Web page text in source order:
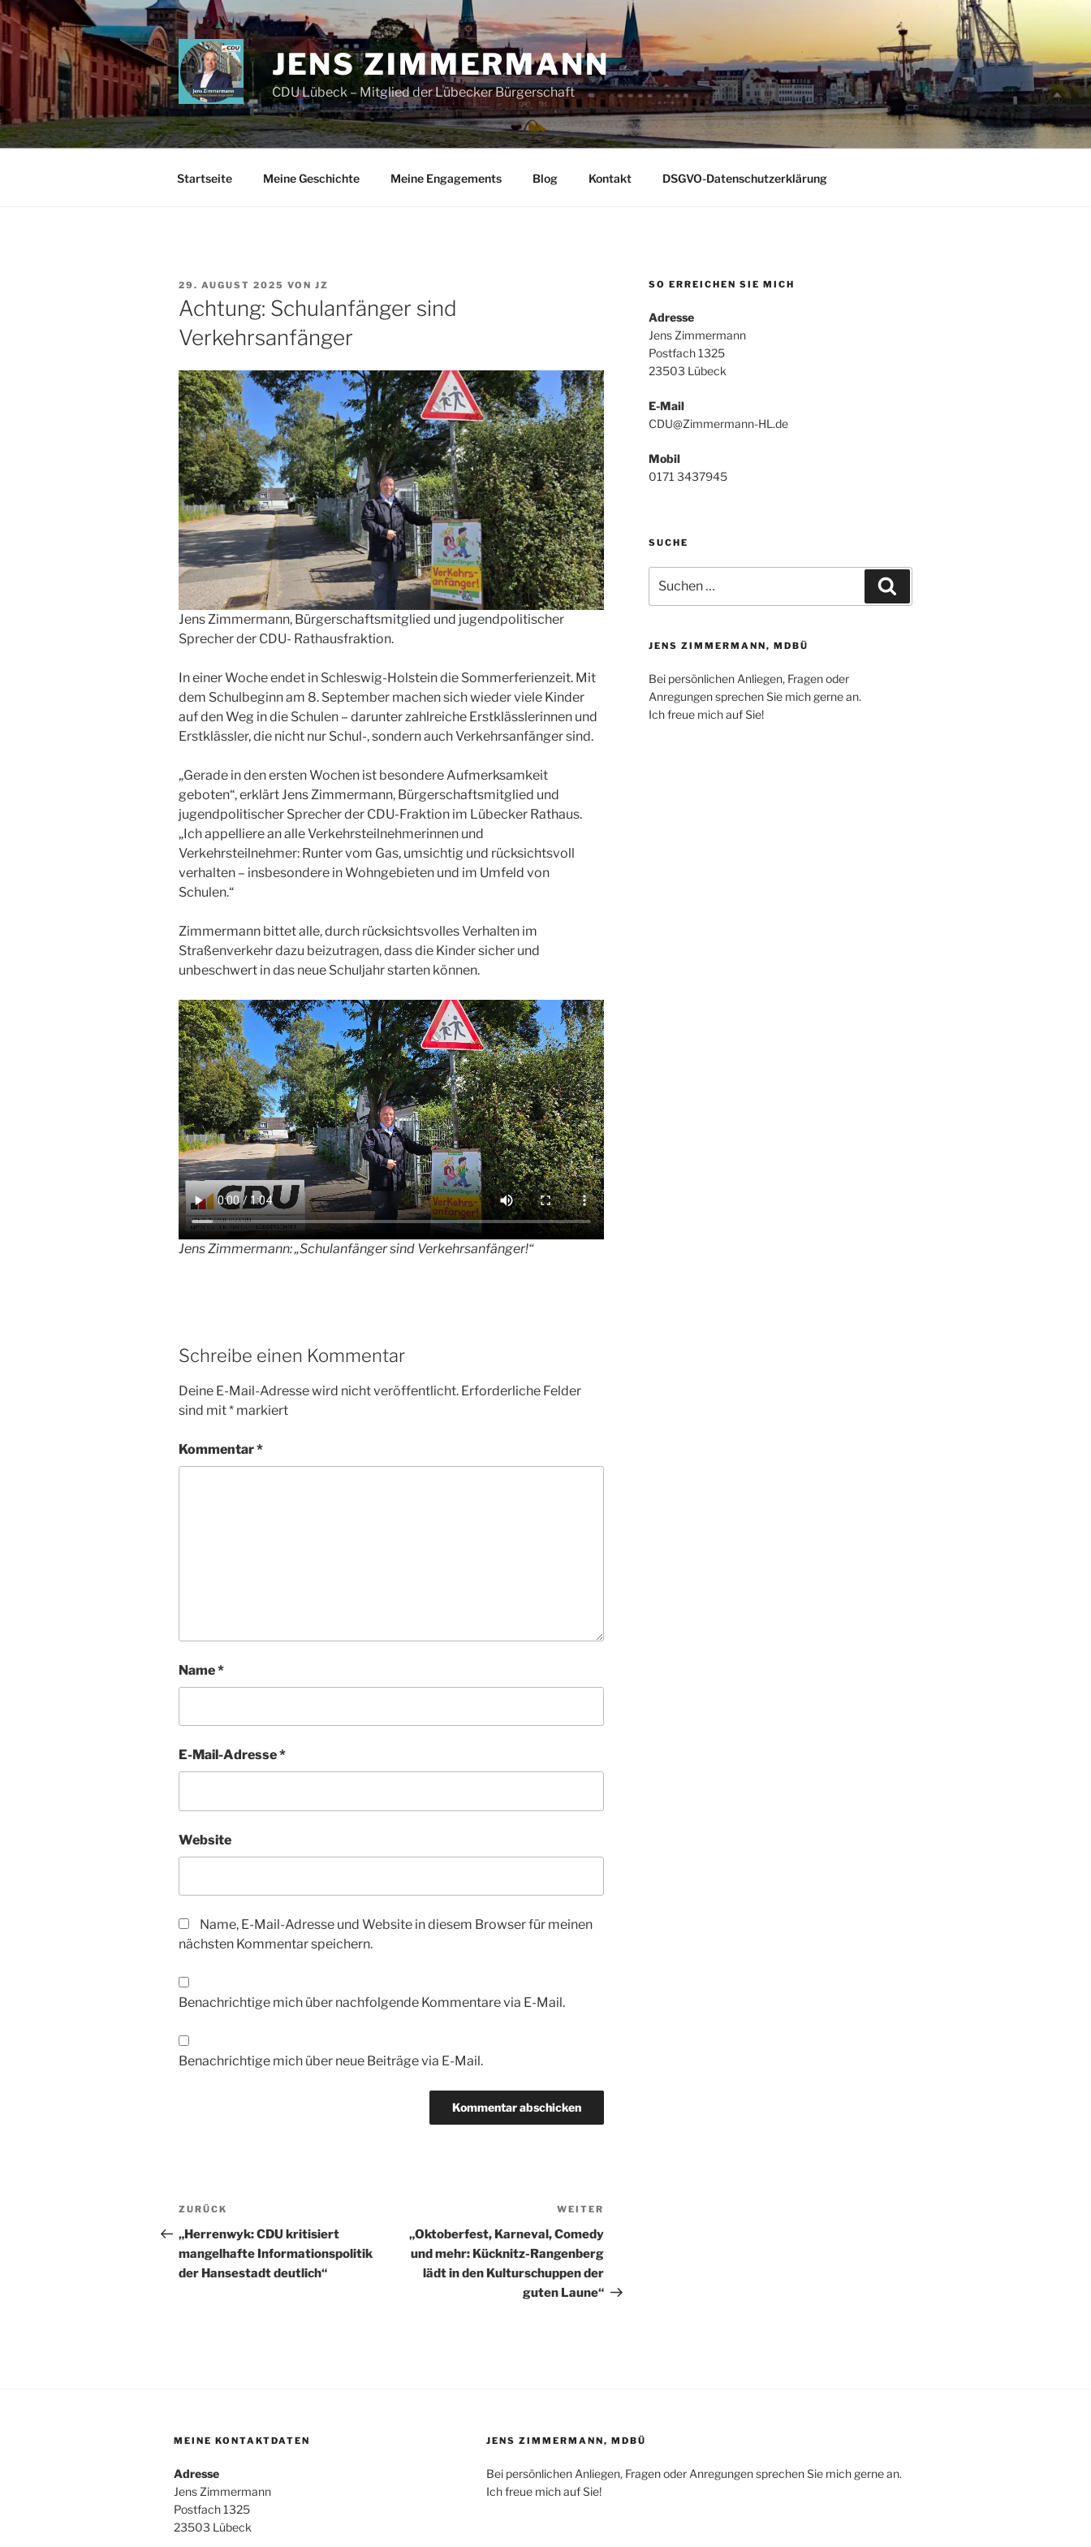
Zum
Inhalt
springen
JENS ZIMMERMANN
CDU Lübeck – Mitglied der Lübecker Bürgerschaft
Startseite Meine Geschichte Meine Engagements Blog Kontakt DSGVO-Datenschutzerklärung
VERÖFFENTLICHT
AM
29. AUGUST 2025 VON JZ
Achtung: Schulanfänger sind
Verkehrsanfänger
Jens Zimmermann, Bürgerschaftsmitglied und jugendpolitischer
Sprecher der CDU- Rathausfraktion.
In einer Woche endet in Schleswig-Holstein die Sommerferienzeit. Mit
dem Schulbeginn am 8. September machen sich wieder viele Kinder
auf den Weg in die Schulen – darunter zahlreiche Erstklässlerinnen und
Erstklässler, die nicht nur Schul-, sondern auch Verkehrsanfänger sind.
„Gerade in den ersten Wochen ist besondere Aufmerksamkeit
geboten“, erklärt Jens Zimmermann, Bürgerschaftsmitglied und
jugendpolitischer Sprecher der CDU-Fraktion im Lübecker Rathaus.
„Ich appelliere an alle Verkehrsteilnehmerinnen und
Verkehrsteilnehmer: Runter vom Gas, umsichtig und rücksichtsvoll
verhalten – insbesondere in Wohngebieten und im Umfeld von
Schulen.“
Zimmermann bittet alle, durch rücksichtsvolles Verhalten im
Straßenverkehr dazu beizutragen, dass die Kinder sicher und
unbeschwert in das neue Schuljahr starten können.
Jens Zimmermann: „Schulanfänger sind Verkehrsanfänger!“
Schreibe einen Kommentar
Deine E-Mail-Adresse wird nicht veröffentlicht. Erforderliche Felder
sind mit* markiert
Kommentar*
Name*
E-Mail-Adresse*
Website
Name, E-Mail-Adresse und Website in diesem Browser für meinen
nächsten Kommentar speichern.
Benachrichtige mich über nachfolgende Kommentare via E-Mail.
Benachrichtige mich über neue Beiträge via E-Mail.
Beitragsnavigation
Vorheriger
Beitrag
ZURÜCK
„Herrenwyk: CDU kritisiert
mangelhafte Informationspolitik
der Hansestadt deutlich“
Beitrag
WEITER
„Oktoberfest, Karneval, Comedy
und mehr: Kücknitz-Rangenberg
lädt in den Kulturschuppen der
guten Laune“
SO ERREICHEN SIE MICH
Adresse
Jens Zimmermann
Postfach 1325
23503 Lübeck
E-Mail
CDU@Zimmermann-HL.de
Mobil
0171 3437945
SUCHE
nach:
JENS ZIMMERMANN, MDBÜ
Bei persönlichen Anliegen, Fragen oder
Anregungen sprechen Sie mich gerne an.
Ich freue mich auf Sie!
MEINE KONTAKTDATEN
Adresse
Jens Zimmermann
Postfach 1325
23503 Lübeck
JENS ZIMMERMANN, MDBÜ
Bei persönlichen Anliegen, Fragen oder Anregungen sprechen Sie mich gerne an.
Ich freue mich auf Sie!